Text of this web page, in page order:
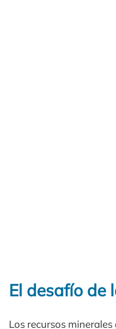
El desafío de
Los recursos